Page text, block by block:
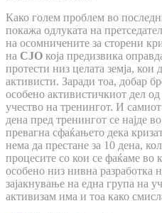
Како голем проблем во
покажа одлуката на
на осомничените за сторени
на СЈО која предизвика
протести низ целата земја, кои
активисти. Заради тоа, добар
особено активистичкиот дел
учество на тренингот. И
дена пред тренингот се најде
превагна сфаќањето дека
нема да престане за 10 дена,
процесите со кои се фаќаме во
особено низ нивна разработка
зајакнување на една група на
активизам има и тоа како